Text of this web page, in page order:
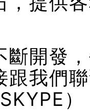
斷開發
跟我們
）